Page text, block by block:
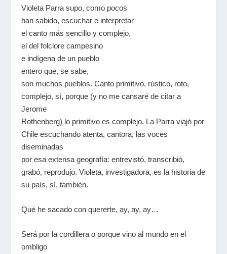
Violeta Parra supo, como pocos
han sabido, escuchar e interpretar
el canto más sencillo y complejo,
el del folclore campesino
e indígena de un pueblo
entero que, se sabe,
son muchos pueblos. Canto primitivo, rústico, roto,
complejo, sí, porque (y no me cansaré de citar a
Jerome
Rothenberg) lo primitivo es complejo. La Parra viajó por
Chile escuchando atenta, cantora, las voces
diseminadas
por esa extensa geografía: entrevistó, transcribió,
grabó, reprodujo. Violeta, investigadora, es la historia de
su país, sí, también.
Qué he sacado con quererte, ay, ay, ay…
Será por la cordillera o porque vino al mundo en el
ombligo